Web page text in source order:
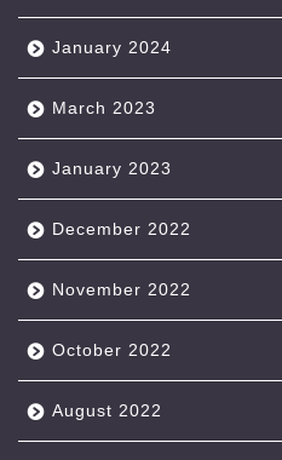
January 2024
March 2023
January 2023
December 2022
November 2022
October 2022
August 2022